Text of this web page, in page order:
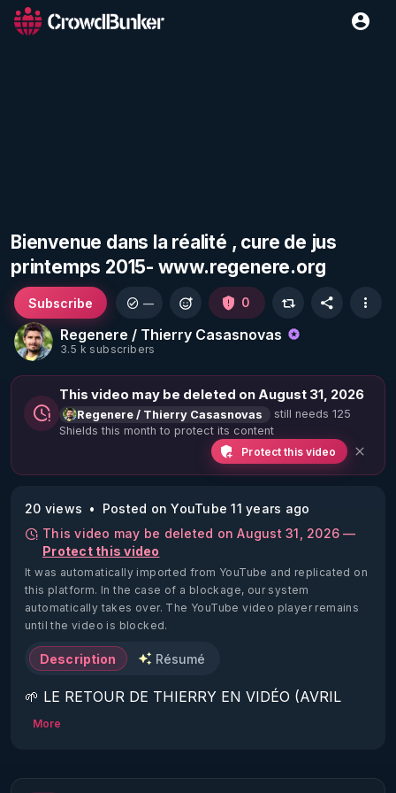
Bienvenue dans la réalité , cure de jus
printemps 2015- www.regenere.org
Regenere / Thierry Casasnovas
3.5 k subscribers
Subscribe — 0
This video may be deleted on August 31, 2026
Regenere / Thierry Casasnovas
still needs 125
Shields this month to protect its content
Protect this video
20 views
Posted on YouTube 11 years ago
This video may be deleted on August 31, 2026 —
Protect this video
It was automatically imported from YouTube and replicated on
this platform. In the case of a blockage, our system
automatically takes over. The YouTube video player remains
until the video is blocked.
Description Résumé
🌱 LE RETOUR DE THIERRY EN VIDÉO (AVRIL
2022)!
https://www.rgnr.fr/presentation.html
More